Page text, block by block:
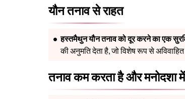
यौन तनाव से राहत
हस्तमैथुन यौन तनाव को दूर करने का एक
की अनुमति देता है, जो विशेष रूप से अविवाहित
तनाव कम करता है और मनोदशा